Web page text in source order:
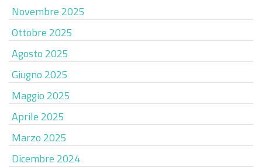
Novembre 2025
Ottobre 2025
Agosto 2025
Giugno 2025
Maggio 2025
Aprile 2025
Marzo 2025
Dicembre 2024